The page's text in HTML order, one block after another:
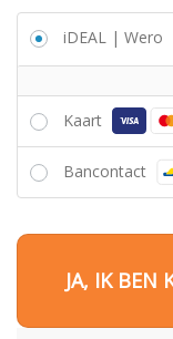
iDEAL | Wero
Kaart
Bancontact
JA, IK BEN